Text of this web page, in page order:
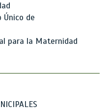
Único de
para la Maternidad